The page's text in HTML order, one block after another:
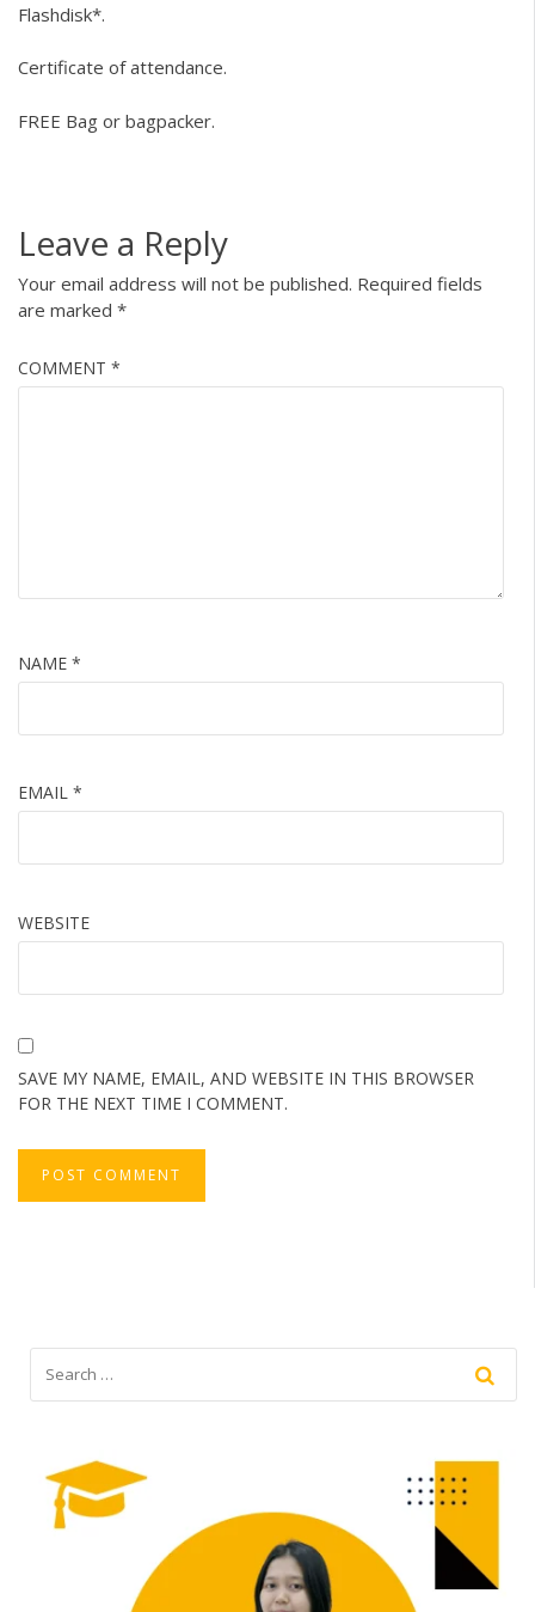
Flashdisk*.
Certificate of attendance.
FREE Bag or bagpacker.
Leave a Reply
Your email address will not be published. Required fields
are marked *
COMMENT *
NAME *
EMAIL *
WEBSITE
SAVE MY NAME, EMAIL, AND WEBSITE IN THIS BROWSER
FOR THE NEXT TIME I COMMENT.